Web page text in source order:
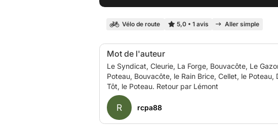
Vélo de route 5,0 • 1 avis Aller simple
Mot de l'auteur
Le Syndicat, Cleurie, La Forge, Bouvacôte, Le
Poteau, Bouvacôte, le Rain Brice, Cellet, le
R rcpa88